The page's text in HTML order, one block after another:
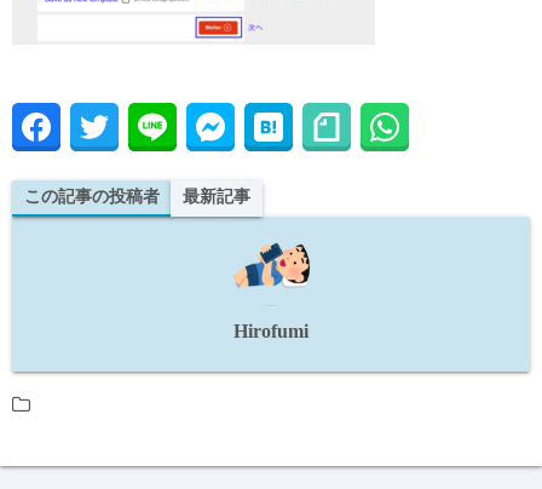
この記事の投稿者 最新記事
Hirofumi